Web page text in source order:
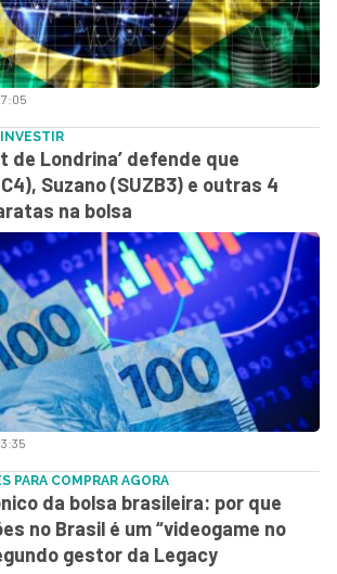
de Londrina’ defende que
Suzano (SUZB3) e outras 4
na bolsa
PARA COMPRAR AGORA
da bolsa brasileira: por que
no Brasil é um “videogame no
gestor da Legacy